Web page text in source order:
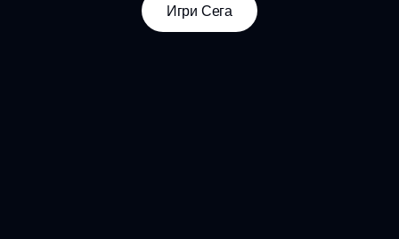
Игри Сега